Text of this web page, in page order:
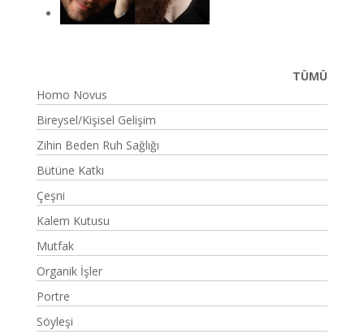
TÜMÜ
Homo Novus
Bireysel/Kişisel Gelişim
Zihin Beden Ruh Sağlığı
Bütüne Katkı
Çeşni
Kalem Kutusu
Mutfak
Organik İşler
Portre
Söyleşi